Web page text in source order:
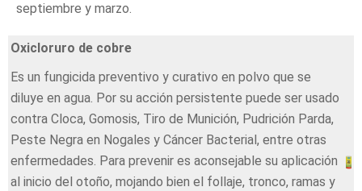
septiembre y marzo.
Oxicloruro de cobre
Es un fungicida preventivo y curativo en polvo que se
diluye en agua. Por su acción persistente puede ser usado
contra Cloca, Gomosis, Tiro de Munición, Pudrición Parda,
Peste Negra en Nogales y Cáncer Bacterial, entre otras
enfermedades. Para prevenir es aconsejable su aplicación
al inicio del otoño, mojando bien el follaje, tronco, ramas y